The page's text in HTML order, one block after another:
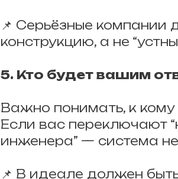
📌 Серьёзные
конструкцию, а не
5. Кто будет вашим
Важно понимать, к
Если вас переключают
инженера” — система
📌 В идеале должен